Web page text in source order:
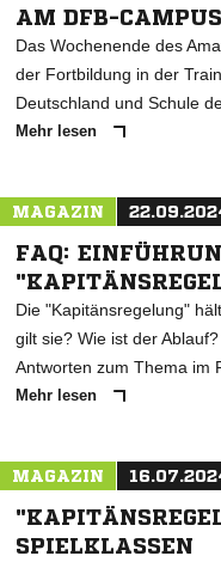
AM DFB-
Das Wochenende des
der Fortbildung in der
Deutschland und Schule
Mehr lesen
MAGAZIN
FAQ:
Die "Kapitänsregelung"
gilt sie? Wie ist der Ablauf?
Antworten zum Thema im
Mehr lesen
MAGAZIN
SPIELKLASSEN